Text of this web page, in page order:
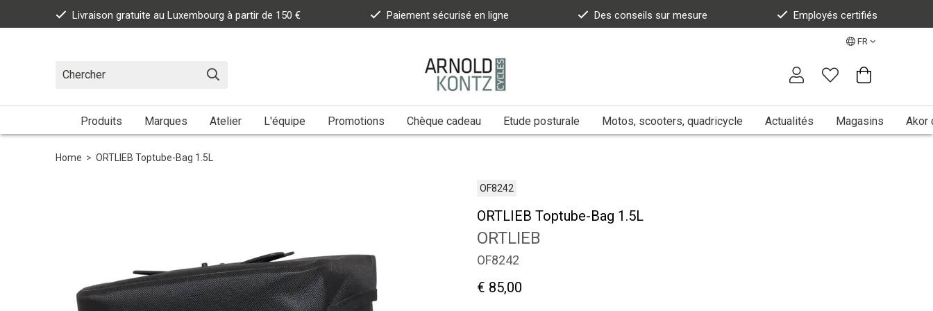
Livraison gratuite au Luxembourg à partir de 150 € Paiement sécurisé en ligne Des conseils sur mesure Employés certifiés
FR
Produits Marques Atelier L'équipe Promotions Chèque cadeau Etude posturale Motos, scooters, quadricycle Actualités Magasins Akor
Home > ORTLIEB Toptube-Bag 1.5L
OF8242
ORTLIEB Toptube-Bag 1.5L
ORTLIEB
OF8242
€ 85,00